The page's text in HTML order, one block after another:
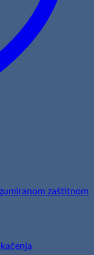
zaštitnom